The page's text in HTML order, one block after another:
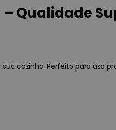
– Qualidade
sua cozinha. Perfeito para uso